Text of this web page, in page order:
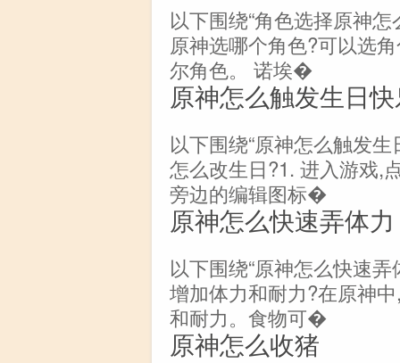
以下围绕“角色选择原神
原神选哪个角色?可以选
尔角色。 诺埃�
原神怎么触发生日
以下围绕“原神怎么触发
怎么改生日?1. 进入游戏,
旁边的编辑图标�
原神怎么快速弄体力
以下围绕“原神怎么快速
增加体力和耐力?在原神
和耐力。食物可�
原神怎么收猪